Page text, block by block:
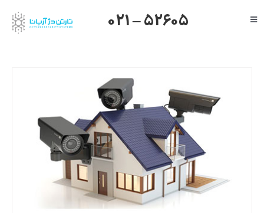
to
Toggle
021 – 52605